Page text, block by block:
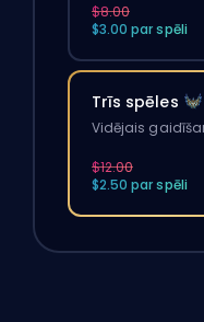
$8.00
$3.00 par spēli
Trīs spēles
Vidējais
$12.00
$2.50 par spēli